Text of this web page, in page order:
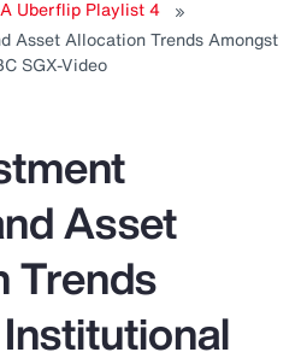
Uberflip Playlist 4
Asset Allocation Trends Amongst
SGX-Video
Asset
Trends